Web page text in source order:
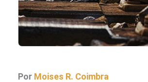
Por Moises R. Coimbra